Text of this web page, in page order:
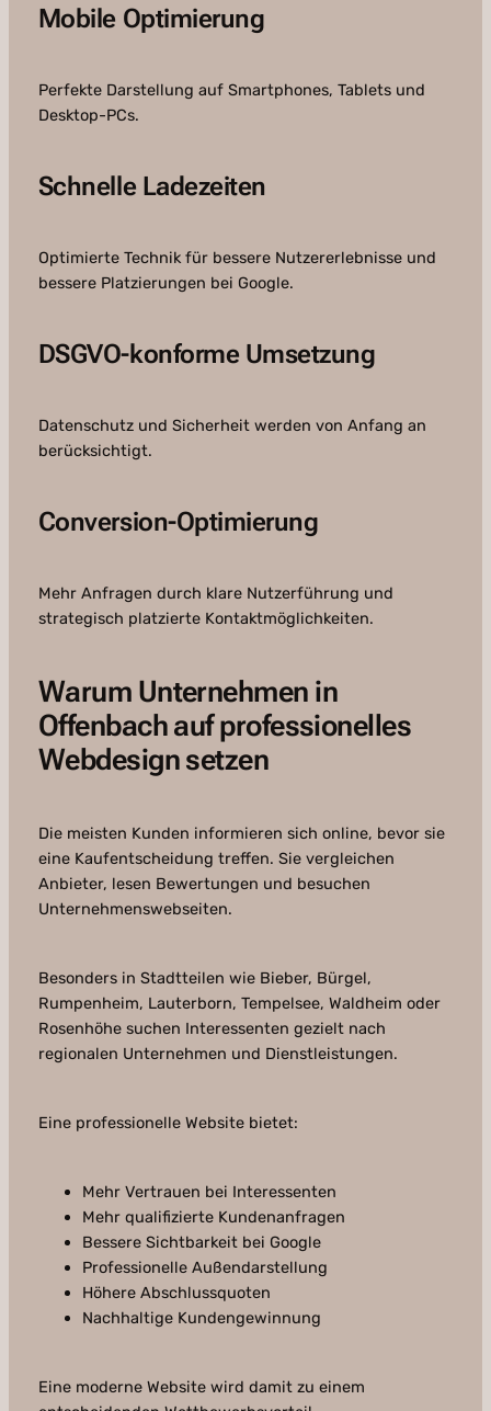
Mobile Optimierung
Perfekte Darstellung auf Smartphones, Tablets und
Desktop-PCs.
Schnelle Ladezeiten
Optimierte Technik für bessere Nutzererlebnisse und
bessere Platzierungen bei Google.
DSGVO-konforme Umsetzung
Datenschutz und Sicherheit werden von Anfang an
berücksichtigt.
Conversion-Optimierung
Mehr Anfragen durch klare Nutzerführung und
strategisch platzierte Kontaktmöglichkeiten.
Warum Unternehmen in
Offenbach auf professionelles
Webdesign setzen
Die meisten Kunden informieren sich online, bevor sie
eine Kaufentscheidung treffen. Sie vergleichen
Anbieter, lesen Bewertungen und besuchen
Unternehmenswebseiten.
Besonders in Stadtteilen wie Bieber, Bürgel,
Rumpenheim, Lauterborn, Tempelsee, Waldheim oder
Rosenhöhe suchen Interessenten gezielt nach
regionalen Unternehmen und Dienstleistungen.
Eine professionelle Website bietet:
Mehr Vertrauen bei Interessenten
Mehr qualifizierte Kundenanfragen
Bessere Sichtbarkeit bei Google
Professionelle Außendarstellung
Höhere Abschlussquoten
Nachhaltige Kundengewinnung
Eine moderne Website wird damit zu einem